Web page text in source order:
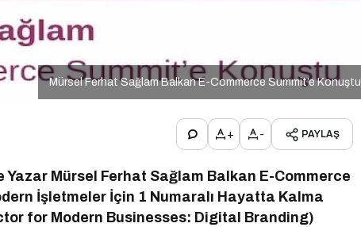
Mürsel Ferhat Sağlam Balkan E-Commerce Summit’e Konuştu
+ - PAYLAŞ
Mürsel Ferhat Sağlam Balkan E-Commerce
İşletmeler İçin 1 Numaralı Hayatta Kalma
for Modern Businesses: Digital Branding)